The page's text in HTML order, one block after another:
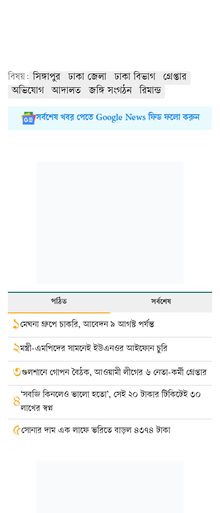
বিষয়: সিঙ্গাপুর ঢাকা জেলা ঢাকা বিভাগ
গ্রেপ্তার
অভিযোগ
আদালত জঙ্গি সংগঠন রিমান্ড
সর্বশেষ খবর পেতে Google News ফিড ফলো করুন
পঠিত সর্বশেষ
১মেঘনা গ্রুপে চাকরি, আবেদন ৯ আগস্ট পর্যন্ত
২মন্ত্রী-এমপিদের সামনেই ইউএনওর আইফোন চুরি
৩গুলশানে গোপন বৈঠক, আওয়ামী লীগের ৬ নেতা-কর্মী গ্রেপ্তার
৪‘সবজি কিনলেও ভালো হতো’, সেই ২০ টাকার টিকিটেই ৩০
লাখের স্বপ্ন
৫সোনার দাম এক লাফে ভরিতে বাড়ল ৪৩৭৪ টাকা